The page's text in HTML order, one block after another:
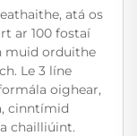
atá os
ar 100 fostaí
muid orduithe
Le 3 líne
oighear,
cinntímid
chailliúint.